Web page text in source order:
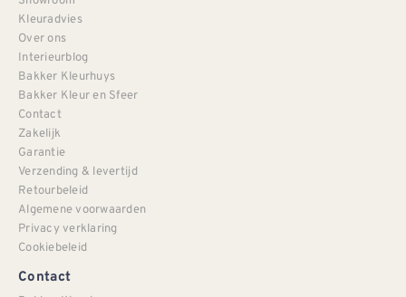
Kleuradvies
Over ons
Interieurblog
Bakker Kleurhuys
Bakker Kleur en Sfeer
Contact
Zakelijk
Garantie
Verzending & levertijd
Retourbeleid
Algemene voorwaarden
Privacy verklaring
Cookiebeleid
Contact